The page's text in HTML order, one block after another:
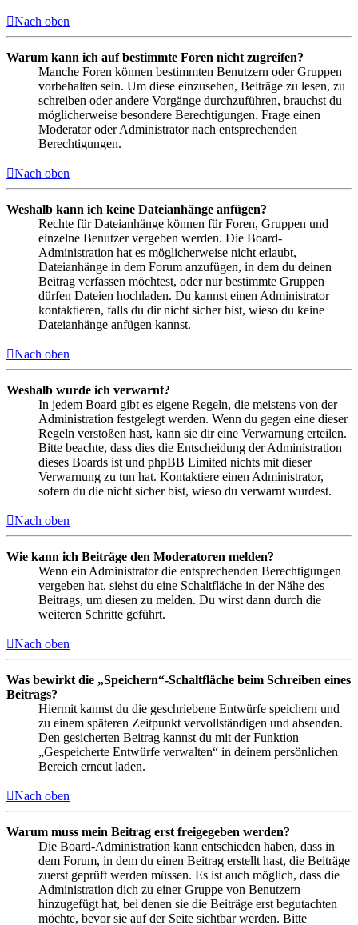
Nach oben
Warum kann ich auf bestimmte Foren nicht zugreifen?
Manche Foren können bestimmten Benutzern oder Gruppen
vorbehalten sein. Um diese einzusehen, Beiträge zu lesen, zu
schreiben oder andere Vorgänge durchzuführen, brauchst du
möglicherweise besondere Berechtigungen. Frage einen
Moderator oder Administrator nach entsprechenden
Berechtigungen.
Nach oben
Weshalb kann ich keine Dateianhänge anfügen?
Rechte für Dateianhänge können für Foren, Gruppen und
einzelne Benutzer vergeben werden. Die Board-
Administration hat es möglicherweise nicht erlaubt,
Dateianhänge in dem Forum anzufügen, in dem du deinen
Beitrag verfassen möchtest, oder nur bestimmte Gruppen
dürfen Dateien hochladen. Du kannst einen Administrator
kontaktieren, falls du dir nicht sicher bist, wieso du keine
Dateianhänge anfügen kannst.
Nach oben
Weshalb wurde ich verwarnt?
In jedem Board gibt es eigene Regeln, die meistens von der
Administration festgelegt werden. Wenn du gegen eine dieser
Regeln verstoßen hast, kann sie dir eine Verwarnung erteilen.
Bitte beachte, dass dies die Entscheidung der Administration
dieses Boards ist und phpBB Limited nichts mit dieser
Verwarnung zu tun hat. Kontaktiere einen Administrator,
sofern du die nicht sicher bist, wieso du verwarnt wurdest.
Nach oben
Wie kann ich Beiträge den Moderatoren melden?
Wenn ein Administrator die entsprechenden Berechtigungen
vergeben hat, siehst du eine Schaltfläche in der Nähe des
Beitrags, um diesen zu melden. Du wirst dann durch die
weiteren Schritte geführt.
Nach oben
Was bewirkt die „Speichern“-Schaltfläche beim Schreiben eines
Beitrags?
Hiermit kannst du die geschriebene Entwürfe speichern und
zu einem späteren Zeitpunkt vervollständigen und absenden.
Den gesicherten Beitrag kannst du mit der Funktion
„Gespeicherte Entwürfe verwalten“ in deinem persönlichen
Bereich erneut laden.
Nach oben
Warum muss mein Beitrag erst freigegeben werden?
Die Board-Administration kann entschieden haben, dass in
dem Forum, in dem du einen Beitrag erstellt hast, die Beiträge
zuerst geprüft werden müssen. Es ist auch möglich, dass die
Administration dich zu einer Gruppe von Benutzern
hinzugefügt hat, bei denen sie die Beiträge erst begutachten
möchte, bevor sie auf der Seite sichtbar werden. Bitte